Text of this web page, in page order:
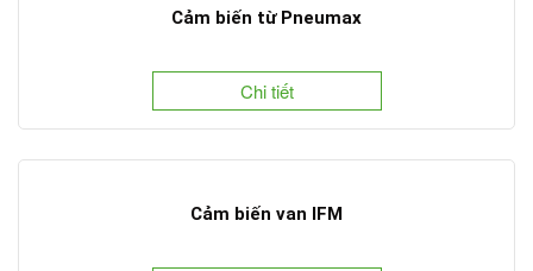
Cảm biến từ Pneumax
Chi tiết
Cảm biến van IFM